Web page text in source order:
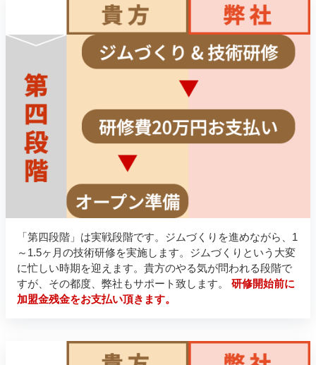
「第四段階」は実戦段階です。ジムづくりを進めながら、1
～1.5ヶ月の技術研修を実施します。ジムづくりという大変
に忙しい時期を迎えます。貴方のやる気が問われる段階で
すが、その都度、弊社もサポート致します。 研修開始前に
加盟金残金をお支払い頂きます。